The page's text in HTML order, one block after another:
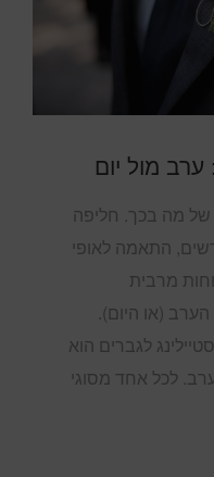
מול יום
של מה בכך. חליפה
התאמה לאופי
מרבית
(או היום).
לגברים הוא
לכל אחד מסוגי